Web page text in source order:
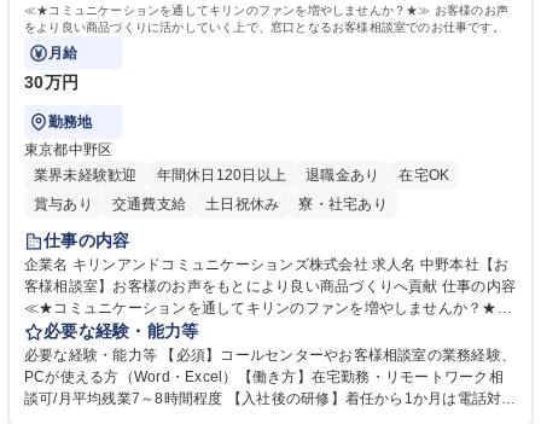
≪★コミュニケーションを通してキリンのファンを増やしませんか？★≫ お客様のお声
をより良い商品づくりに活かしていく上で、窓口となるお客様相談室でのお仕事です。
月給
30万円
勤務地
東京都中野区
業界未経験歓迎
年間休日120日以上 退職金あり
在宅OK
賞与あり
交通費支給 土日祝休み 寮・社宅あり
仕事の内容
企業名 キリンアンドコミュニケーションズ株式会社 求人名 中野本社【お
客様相談室】お客様のお声をもとにより良い商品づくりへ貢献 仕事の内容
≪★コミュニケーションを通してキリンのファンを増やしませんか？★≫
お客様のお声をより良い商品づくりに活かしていく上で、窓口となるお客
様相談室でのお仕事です。 日々お客様からいただくキリングループへのご
意見を、企業活動に活かしています。お客様からの声に迅速かつ誠意をも
って対応、情報提供するとともにグループ内活動に反映しています。 【具
必要な経験・能力等
必要な経験・能力等 【必須】コールセンターやお客様相談室の業務経験、
PCが使える方（Word・Excel）【働き方】在宅勤務・リモートワーク相
談可/月平均残業7～8時間程度 【入社後の研修】着任から1か月は電話対応